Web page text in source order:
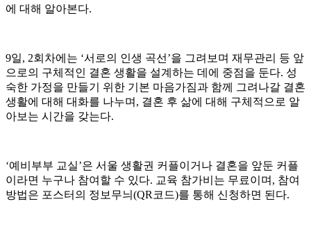
에 대해 알아본다.
9일, 2회차에는 ‘서로의 인생 곡선 ’을 그려보며 재무관리 등 앞
으로의 구체적인 결혼 생활을 설계하는 데에 중점을 둔다. 성
숙한 가정을 만들기 위한 기본 마음가짐과 함께 그려나갈 결혼
생활에 대해 대화를 나누며 , 결혼 후 삶에 대해 구체적으로 알
아보는 시간을 갖는다.
‘예비부부 교실’은 서울 생활권 커플이거나 결혼을 앞둔 커플
이라면 누구나 참여할 수 있다. 교육 참가비는 무료이며 , 참여
방법은 포스터의 정보무늬 (QR 코드)를 통해 신청하면 된다.